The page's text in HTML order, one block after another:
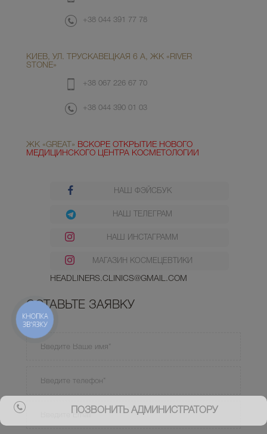
ПОЗВОНИТЬ АДМИНИСТРАТОРУ
+38 044 391 77 78
КИЕВ, УЛ. ТРУСКАВЕЦКАЯ 6 А, ЖК «RIVER
STONE»
+38 067 226 67 70
+38 044 390 01 03
ЖК «GREAT» ВСКОРЕ ОТКРЫТИЕ НОВОГО
МЕДИЦИНСКОГО ЦЕНТРА КОСМЕТОЛОГИИ
НАШ ФЭЙСБУК
НАШ ТЕЛЕГРАМ
НАШ ИНСТАГРАММ
МАГАЗИН КОСМЕЦЕВТИКИ
HEADLINERS.CLINICS@GMAIL.COM
ОСТАВЬТЕ ЗАЯВКУ
КНОПКА
ЗВ'ЯЗКУ